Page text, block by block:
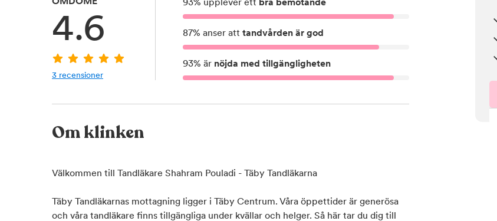
4.6
3 recensioner
87% anser att tandvården är god
93% är nöjda med tillgängligheten
Om klinken
Välkommen till Tandläkare Shahram Pouladi - Täby Tandläkarna
Täby Tandläkarnas mottagning ligger i Täby Centrum. Våra öppettider är generösa
och våra tandläkare finns tillgängliga under kvällar och helger. Så här tar du dig till